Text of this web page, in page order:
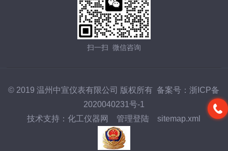
扫一扫 微信咨询
© 2019 温州中宣仪表有限公司 版权所有 备案号：浙ICP备
2020040231号-1
技术支持：化工仪器网 管理登陆 sitemap.xml